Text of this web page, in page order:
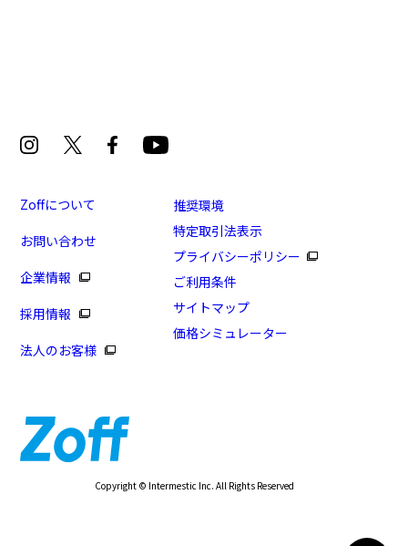
Zoffについて
お問い合わせ
企業情報
採用情報
法人のお客様
推奨環境
特定取引法表示
プライバシーポリシー
ご利用条件
サイトマップ
価格シミュレーター
Copyright © Intermestic Inc. All Rights Reserved